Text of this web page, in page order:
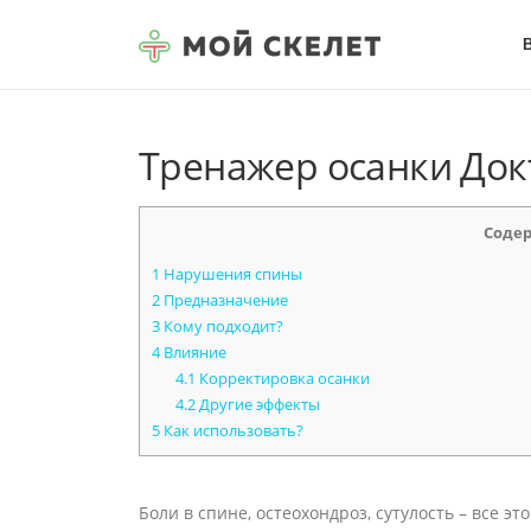
Тренажер осанки
1 Нарушения спины
2 Предназначение
3 Кому подходит?
4Влияние
4.1 Корректировка осанки
4.2Другие эффекты
5 Как использовать?
Боли в спине, остеохондроз, сутулость – все